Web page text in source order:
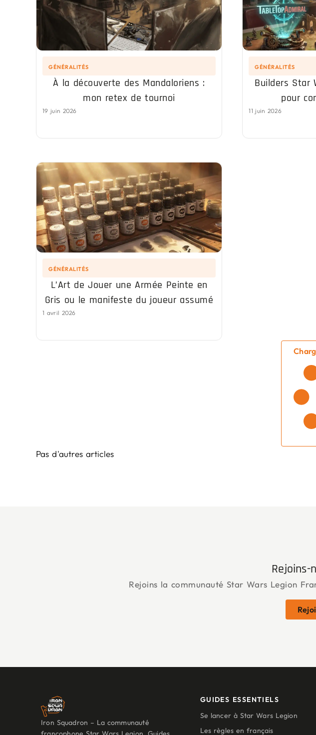
GÉNÉRALITÉS
À la découverte des Mandaloriens :
mon retex de tournoi
19 juin 2026
GÉNÉRALITÉS
Builders Star
pour
11 juin 2026
GÉNÉRALITÉS
L’Art de Jouer une Armée Peinte en
Gris ou le manifeste du joueur assumé
1 avril 2026
Pas d'autres articles
Rejoins-
Rejoins la communauté Star Wars Legion
Iron Squadron – La communauté
GUIDES ESSENTIELS
Se lancer à Star Wars Legion
Les règles en français